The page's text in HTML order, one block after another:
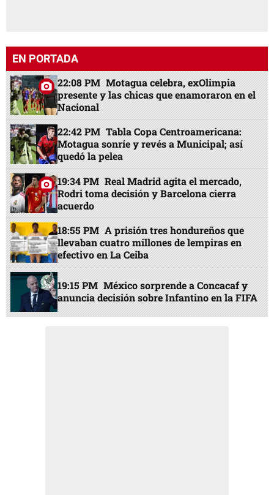
EN PORTADA
22:08 PM Motagua celebra, exOlimpia
presente y las chicas que enamoraron en el
Nacional
22:42 PM Tabla Copa Centroamericana:
Motagua sonríe y revés a Municipal; así
quedó la pelea
19:34 PM Real Madrid agita el mercado,
Rodri toma decisión y Barcelona cierra
acuerdo
18:55 PM A prisión tres hondureños que
llevaban cuatro millones de lempiras en
efectivo en La Ceiba
19:15 PM México sorprende a Concacaf y
anuncia decisión sobre Infantino en la FIFA